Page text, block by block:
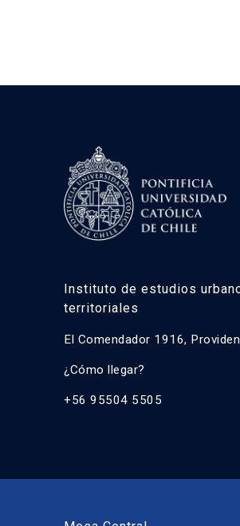
Instituto de estudios
territoriales
El Comendador 1916,
¿Cómo llegar?
+56 95504 5505